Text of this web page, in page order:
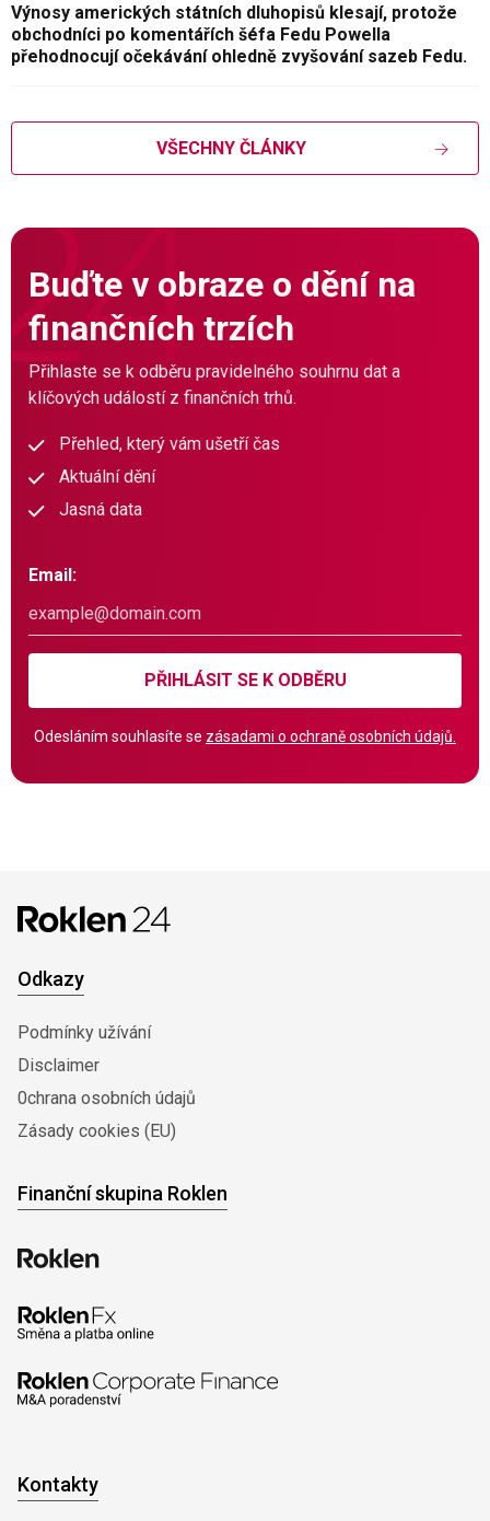
Výnosy amerických státních dluhopisů klesají, protože
obchodníci po komentářích šéfa Fedu Powella
přehodnocují očekávání ohledně zvyšování sazeb Fedu.
VŠECHNY ČLÁNKY
Buďte v obraze o dění na
finančních trzích
Přihlaste se k odběru pravidelného souhrnu dat a
klíčových událostí z finančních trhů.
Přehled, který vám ušetří čas
Aktuální dění
Jasná data
Email:
PŘIHLÁSIT SE K ODBĚRU
Odesláním souhlasíte se zásadami o ochraně osobních údajů.
Odkazy
Podmínky užívání
Disclaimer
0chrana osobních údajů
Zásady cookies (EU)
Finanční skupina Roklen
Kontakty